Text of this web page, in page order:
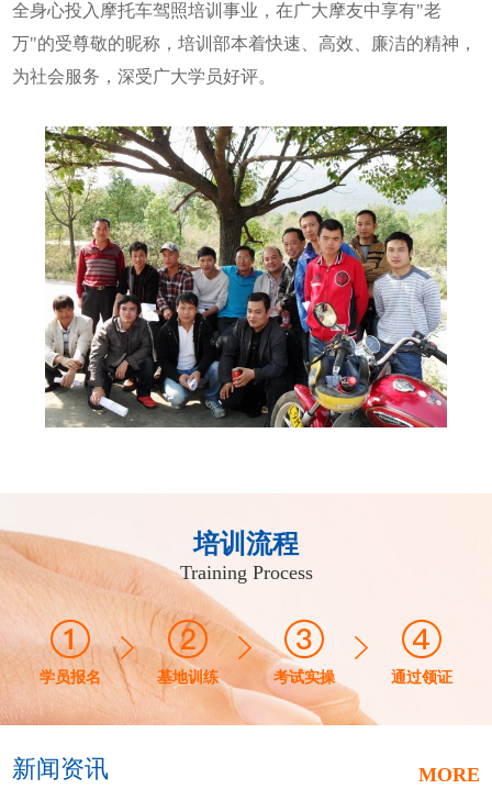
全身心投入摩托车驾照培训事业，在广大摩友中享有"老
万"的受尊敬的昵称，培训部本着快速、高效、廉洁的精神，
为社会服务，深受广大学员好评。
培训流程
Training Process
学员报名 基地训练 考试实操 通过领证
新闻资讯 MORE